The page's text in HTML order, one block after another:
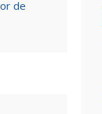
de